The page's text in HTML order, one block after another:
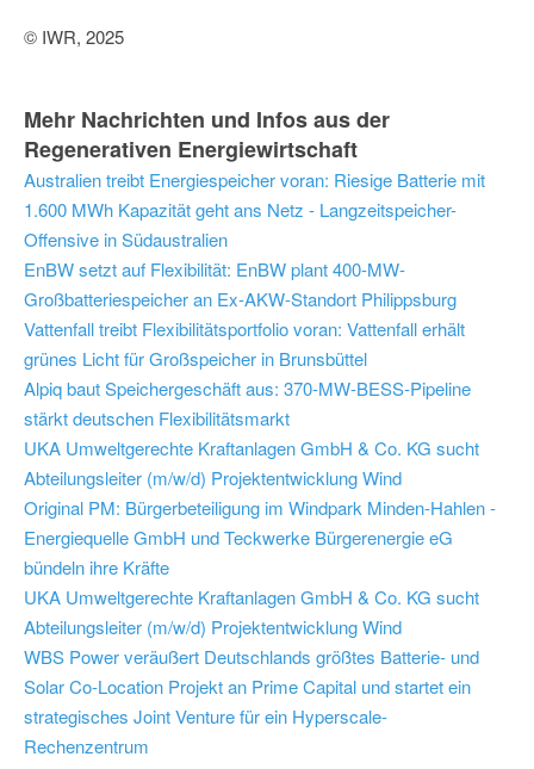
© IWR, 2025
Mehr Nachrichten und Infos aus der
Regenerativen Energiewirtschaft
Australien treibt Energiespeicher voran: Riesige Batterie mit
1.600 MWh Kapazität geht ans Netz - Langzeitspeicher-
Offensive in Südaustralien
EnBW setzt auf Flexibilität: EnBW plant 400-MW-
Großbatteriespeicher an Ex-AKW-Standort Philippsburg
Vattenfall treibt Flexibilitätsportfolio voran: Vattenfall erhält
grünes Licht für Großspeicher in Brunsbüttel
Alpiq baut Speichergeschäft aus: 370-MW-BESS-Pipeline
stärkt deutschen Flexibilitätsmarkt
UKA Umweltgerechte Kraftanlagen GmbH & Co. KG sucht
Abteilungsleiter (m/w/d) Projektentwicklung Wind
Original PM: Bürgerbeteiligung im Windpark Minden-Hahlen -
Energiequelle GmbH und Teckwerke Bürgerenergie eG
bündeln ihre Kräfte
UKA Umweltgerechte Kraftanlagen GmbH & Co. KG sucht
Abteilungsleiter (m/w/d) Projektentwicklung Wind
WBS Power veräußert Deutschlands größtes Batterie- und
Solar Co-Location Projekt an Prime Capital und startet ein
strategisches Joint Venture für ein Hyperscale-
Rechenzentrum